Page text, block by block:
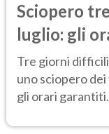
Sciopero
luglio: gli
Tre giorni
uno sciopero
gli orari garantiti.